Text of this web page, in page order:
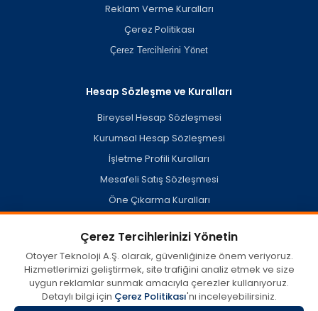
Reklam Verme Kuralları
Çerez Politikası
Çerez Tercihlerini Yönet
Hesap Sözleşme ve Kuralları
Bireysel Hesap Sözleşmesi
Kurumsal Hesap Sözleşmesi
İşletme Profili Kuralları
Mesafeli Satış Sözleşmesi
Öne Çıkarma Kuralları
otoyer.com'da kullanıcılar tarafından oluşturulan veya açık
kaynaklardan derlenen misafir işletme profilleri dahil her türlü
içerik, görüş ve bilginin doğruluğu, eksiksizliği ve yasallığına dair
tüm sorumluluk münhasıran içeriği sağlayan tarafa aittir.
Çerez Tercihlerinizi Yönetin
Otoyer Teknoloji A.Ş. olarak, güvenliğinize önem veriyoruz.
Hizmetlerimizi geliştirmek, site trafiğini analiz etmek ve size
uygun reklamlar sunmak amacıyla çerezler kullanıyoruz.
Detaylı bilgi için Çerez Politikası'nı inceleyebilirsiniz.